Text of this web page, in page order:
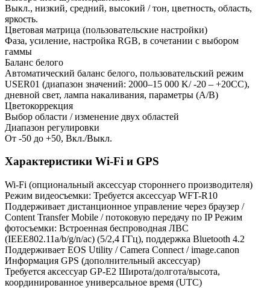
Выкл., низкий, средний, высокий / тон, цветность, область,
яркость.
Цветовая матрица (пользовательские настройки)
Фаза, усиление, настройка RGB, в сочетании с выбором
гаммы
Баланс белого
Автоматический баланс белого, пользовательский режим
USER01 (диапазон значений: 2000–15 000 K/ -20 – +20CC),
дневной свет, лампа накаливания, параметры (A/B)
Цветокоррекция
Выбор области / изменение двух областей
Диапазон регулировки
От -50 до +50, Вкл./Выкл.
Характеристики Wi-Fi и GPS
Wi-Fi (опциональный аксессуар стороннего производителя)
Режим видеосъемки: Требуется аксессуар WFT-R10
Поддерживает дистанционное управление через браузер /
Content Transfer Mobile / потоковую передачу по IP Режим
фотосъемки: Встроенная беспроводная ЛВС
(IEEE802.11a/b/g/n/ac) (5/2,4 ГГц), поддержка Bluetooth 4.2
Поддерживает EOS Utility / Camera Connect / image.canon
Информация GPS (дополнительный аксессуар)
Требуется аксессуар GP-E2 Широта/долгота/высота,
координированное универсальное время (UTC)